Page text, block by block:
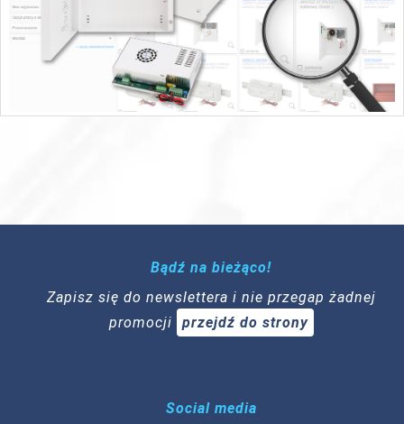
Bądź na bieżąco!
Zapisz się do newslettera i nie przegap żadnej
promocji
przejdź do strony
Social media